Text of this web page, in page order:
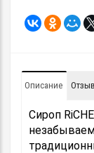
Описание
Сироп